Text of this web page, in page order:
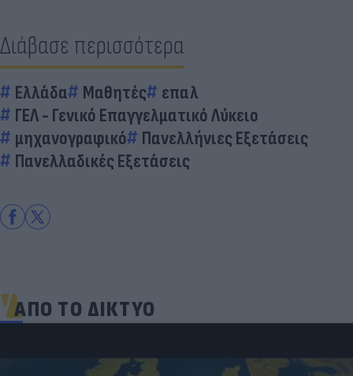
Διάβασε περισσότερα
Ελλάδα Μαθητές
επαλ
ΓΕΛ - Γενικό Επαγγελματικό Λύκειο
μηχανογραφικό
Πανελλήνιες Εξετάσεις
Πανελλαδικές Εξετάσεις
ΑΠΟ ΤΟ ΔΙΚΤΥΟ